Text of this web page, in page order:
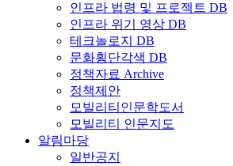
인프라 법령 및 프로젝트 DB
인프라 위기 영상 DB
테크놀로지 DB
문화횡단각색 DB
정책자료 Archive
정책제안
모빌리티인문학도서
모빌리티 인문지도
알림마당
일반공지